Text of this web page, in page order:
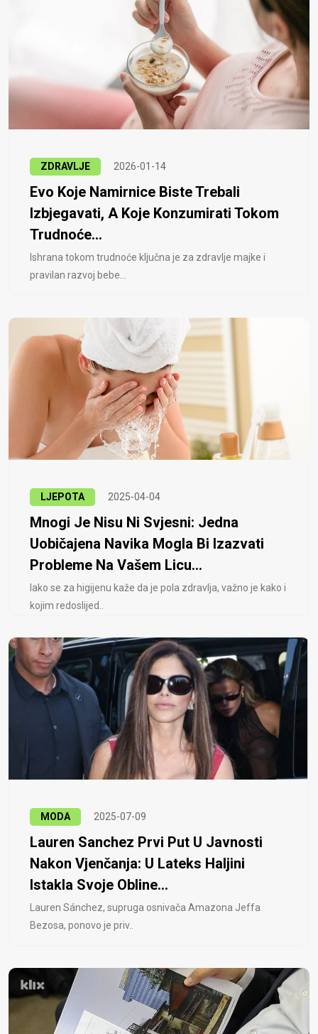
ZDRAVLJE 2026-01-14
Evo Koje Namirnice Biste Trebali
Izbjegavati, A Koje Konzumirati Tokom
Trudnoće...
Ishrana tokom trudnoće ključna je za zdravlje majke i
pravilan razvoj bebe...
LJEPOTA 2025-04-04
Mnogi Je Nisu Ni Svjesni: Jedna
Uobičajena Navika Mogla Bi Izazvati
Probleme Na Vašem Licu...
Iako se za higijenu kaže da je pola zdravlja, važno je kako i
kojim redoslijed..
MODA 2025-07-09
Lauren Sanchez Prvi Put U Javnosti
Nakon Vjenčanja: U Lateks Haljini
Istakla Svoje Obline...
Lauren Sánchez, supruga osnivača Amazona Jeffa
Bezosa, ponovo je priv..